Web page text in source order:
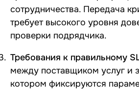
сотрудничества. Передача
требует высокого уровня
проверки подрядчика.
Требования к правильному
между поставщиком услуг и
котором фиксируются